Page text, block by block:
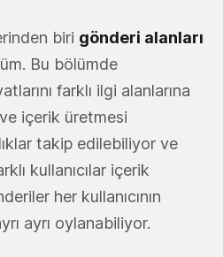
biri gönderi alanları
Bu bölümde
farklı ilgi alanlarına
içerik üretmesi
takip edilebiliyor ve
kullanıcılar içerik
her kullanıcının
ayrı oylanabiliyor.